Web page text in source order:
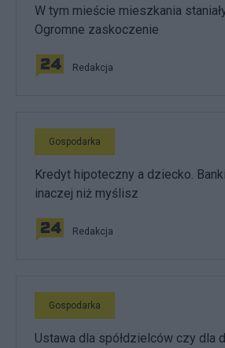
W tym mieście mieszkania
Ogromne zaskoczenie
Redakcja
Gospodarka
Kredyt hipoteczny a dziecko.
inaczej niż myślisz
Redakcja
Gospodarka
Ustawa dla spółdzielców czy dla